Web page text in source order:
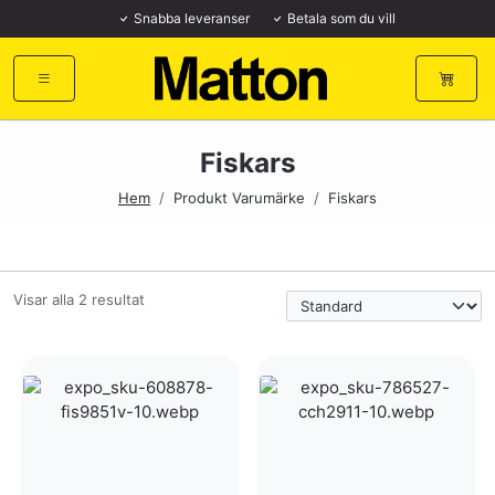
Snabba leveranser Betala som du vill
Fiskars
Hem / Produkt Varumärke / Fiskars
Visar alla 2 resultat